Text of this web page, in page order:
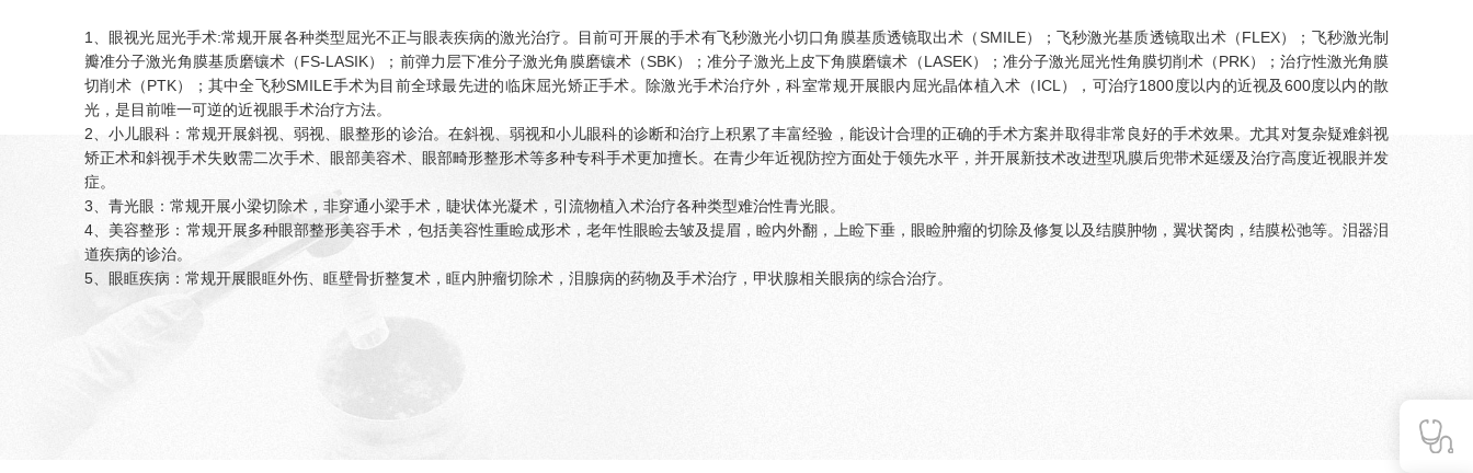
1、眼视光屈光手术:常规开展各种类型屈光不正与眼表疾病的激光治疗。目前可开展的手术有飞秒激光小切口角膜基质透镜取出术（SMILE）；飞秒激光基质透镜取出术（FLEX）；飞秒激光制
瓣准分子激光角膜基质磨镶术（FS-LASIK）；前弹力层下准分子激光角膜磨镶术（SBK）；准分子激光上皮下角膜磨镶术（LASEK）；准分子激光屈光性角膜切削术（PRK）；治疗性激光角膜
切削术（PTK）；其中全飞秒SMILE手术为目前全球最先进的临床屈光矫正手术。除激光手术治疗外，科室常规开展眼内屈光晶体植入术（ICL），可治疗1800度以内的近视及600度以内的散
光，是目前唯一可逆的近视眼手术治疗方法。
2、小儿眼科：常规开展斜视、弱视、眼整形的诊治。在斜视、弱视和小儿眼科的诊断和治疗上积累了丰富经验，能设计合理的正确的手术方案并取得非常良好的手术效果。尤其对复杂疑难斜视
矫正术和斜视手术失败需二次手术、眼部美容术、眼部畸形整形术等多种专科手术更加擅长。在青少年近视防控方面处于领先水平，并开展新技术改进型巩膜后兜带术延缓及治疗高度近视眼并发
症。
3、青光眼：常规开展小梁切除术，非穿通小梁手术，睫状体光凝术，引流物植入术治疗各种类型难治性青光眼。
4、美容整形：常规开展多种眼部整形美容手术，包括美容性重睑成形术，老年性眼睑去皱及提眉，睑内外翻，上睑下垂，眼睑肿瘤的切除及修复以及结膜肿物，翼状胬肉，结膜松弛等。泪器泪
道疾病的诊治。
5、眼眶疾病：常规开展眼眶外伤、眶壁骨折整复术，眶内肿瘤切除术，泪腺病的药物及手术治疗，甲状腺相关眼病的综合治疗。